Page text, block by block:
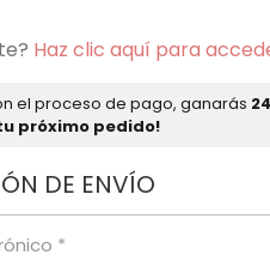
Haz clic aquí para
el proceso de pago, ganarás
próximo pedido!
DE ENVÍO
*